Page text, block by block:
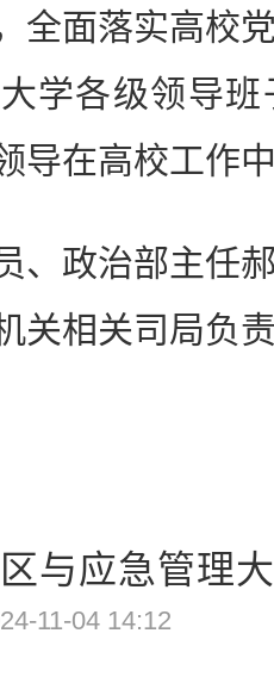
全面落实高校
学各级领导
导在高校工作
政治部主任郝
关相关司局负
与应急管理
11-04 14:12